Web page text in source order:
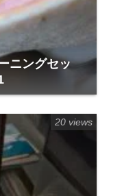
ニングセッ
20 views